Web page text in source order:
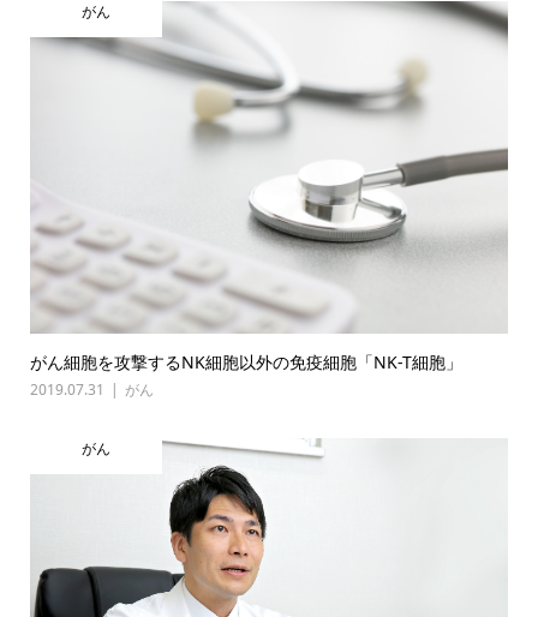
がん
がん細胞を攻撃するNK細胞以外の免疫細胞「NK-T細胞」
2019.07.31 がん
がん